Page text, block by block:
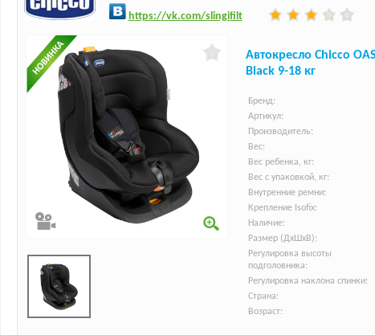
https://vk.com/slingifilt
Автокресло Chicco
Black 9-18 кг
Бренд:
Артикул:
Производитель:
Вес:
Вес ребенка, кг:
Вес с упаковкой, кг:
Внутренние ремни:
Крепление Isofix:
Наличие:
Размер (ДхШхВ):
Регулировка высоты
подголовника:
Регулировка наклона спинки:
Страна:
Возраст: